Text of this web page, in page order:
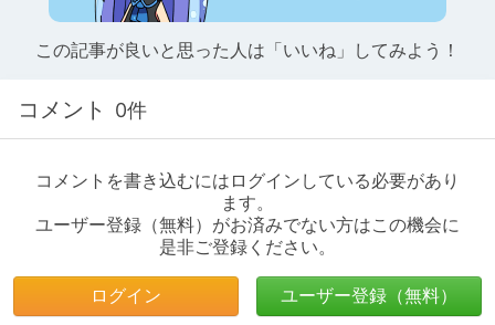
この記事が良いと思った人は「いいね」してみよう！
コメント 0件
コメントを書き込むにはログインしている必要があり
ます。
ユーザー登録（無料）がお済みでない方はこの機会に
是非ご登録ください。
ログイン ユーザー登録（無料）